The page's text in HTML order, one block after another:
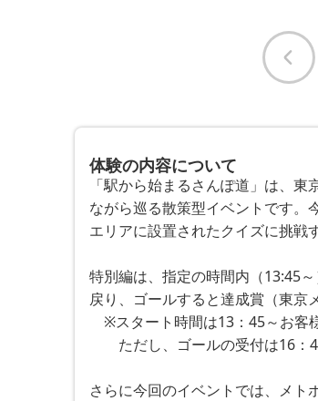
体験の内容について
「駅から始まるさんぽ道」は、
ながら巡る散策型イベントです。
エリアに設置されたクイズに挑戦
特別編は、指定の時間内（13:45
戻り、ゴールすると達成賞（東京
※スタート時間は13：45～お客
ただし、ゴールの受付は16：
さらに今回のイベントでは、メト